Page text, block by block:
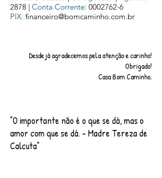
2878 | Conta Corrente: 0002762-6
PIX: financeiro@bomcaminho.com.br
!Desde já agradecemos pela atenção e carinho
!Obrigado
.Casa Bom Caminho
"O importante não é o que se dá, mas o
amor com que se dá. - Madre Tereza de
Calcuta"